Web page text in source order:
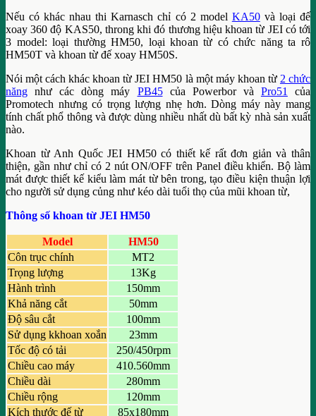
Nếu có khác nhau thi Karnasch chỉ có 2 model KA50và loại đế
xoay 360 độ KAS50, throng khi đó thương hiệu khoan từ JEI có tới
3 model: loại thường HM50, loại khoan từ có chức năng ta rô
HM50T và khoan từ đế xoay HM50S.
Nói một cách khác khoan từ JEI HM50 là một máy khoan từ 2 chức
năng như các dòng máy PB45của Powerbor và Pro51
của
Promotech nhưng có trọng lượng nhẹ hơn. Dòng máy này mang
tính chất phổ thông và được dùng nhiều nhất dù bất kỳ nhà sản xuất
nào.
Khoan từ Anh Quốc JEI HM50 có thiết kế rất đơn giản và thân
thiện, gần như chỉ có 2 nút ON/OFF trên Panel điều khiển. Bộ làm
mát được thiết kế kiểu làm mát từ bên trong, tạo điều kiện thuận lợi
cho người sử dụng củng như kéo dài tuổi thọ của mũi khoan từ,
Thông số khoan từ JEI HM50
Model
HM50
Côn trục chính
MT2
Trọng lượng
13Kg
Hành trình
150mm
Khả năng cắt
50mm
Độ sâu cắt
100mm
Sử dụng kkhoan xoắn
23mm
Tốc độ có tải
250/450rpm
Chiều cao máy
410.560mm
Chiều dài
280mm
Chiều rộng
120mm
Kích thước đế từ
85x180mm